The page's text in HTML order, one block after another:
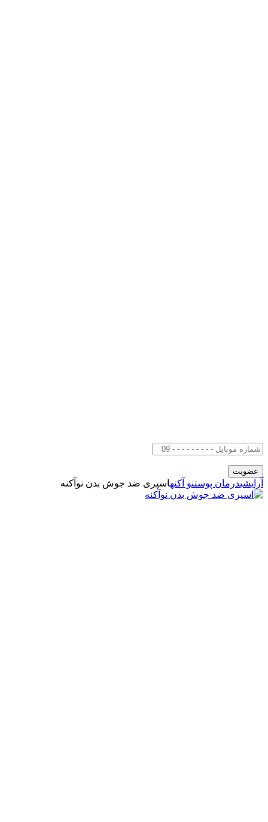
آرایشیدرمان پوستنو آکنهاسپری ضد جوش بدن نوآکنه